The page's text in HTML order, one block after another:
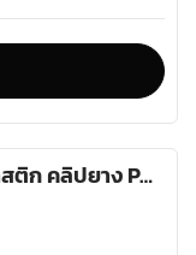
ปากกาพลาสติก คลิปยาง PVC รุ่น PEN-075